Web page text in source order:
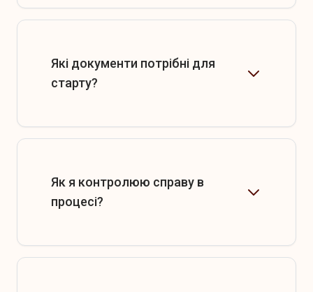
Які документи потрібні для
старту?
Як я контролюю справу в
процесі?